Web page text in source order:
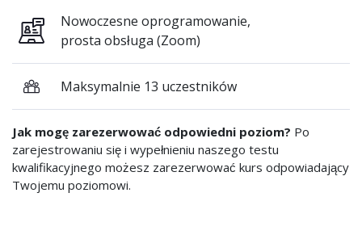
Nowoczesne oprogramowanie,
prosta obsługa (Zoom)
Maksymalnie 13 uczestników
Jak mogę zarezerwować odpowiedni poziom? Po
zarejestrowaniu się i wypełnieniu naszego testu
kwalifikacyjnego możesz zarezerwować kurs odpowiadający
Twojemu poziomowi.